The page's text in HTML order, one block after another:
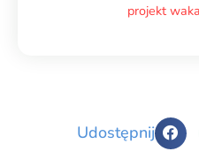
projekt
Udostępnij